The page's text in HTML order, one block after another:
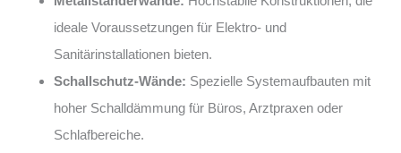
ideale Voraussetzungen für Elektro- und
Sanitärinstallationen bieten.
Schallschutz-Wände: Spezielle Systemaufbauten mit
hoher Schalldämmung für Büros, Arztpraxen oder
Schlafbereiche.